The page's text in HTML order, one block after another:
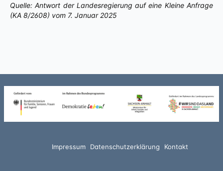
Quelle: Antwort der Landesregierung auf eine Kleine Anfrage
(KA 8/2608) vom 7. Januar 2025
Impressum Datenschutzerklärung Kontakt